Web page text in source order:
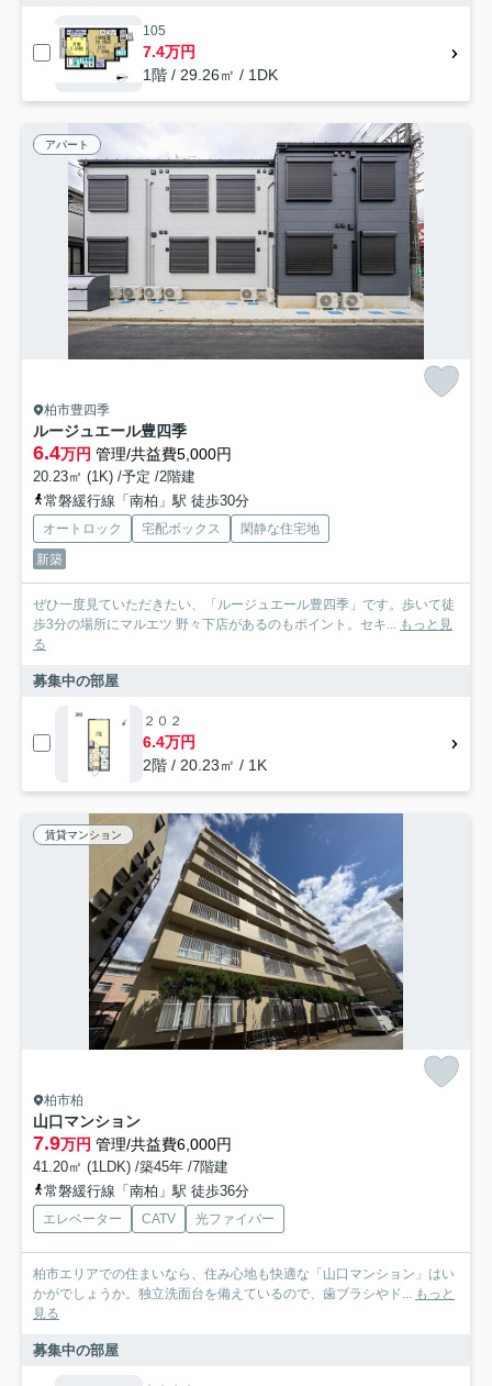
105
7.4万円
1階 / 29.26㎡ / 1DK
アパート
柏市豊四季
ルージュエール豊四季
6.4万円 管理/共益費5,000円
20.23㎡ (1K) /予定 /2階建
常磐緩行線「南柏」駅 徒歩30分
オートロック 宅配ボックス
閑静な住宅地
新築
ぜひ一度見ていただきたい、「ルージュエール豊四季」です。歩いて徒
歩3分の場所にマルエツ 野々下店があるのもポイント。セキ... もっと見
る
募集中の部屋
２０２
6.4万円
2階 / 20.23㎡ / 1K
賃貸マンション
柏市柏
山口マンション
7.9万円 管理/共益費6,000円
41.20㎡ (1LDK) /築45年 /7階建
常磐緩行線「南柏」駅 徒歩36分
エレベーター CATV 光ファイバー
柏市エリアでの住まいなら、住み心地も快適な「山口マンション」はい
かがでしょうか。独立洗面台を備えているので、歯ブラシやド... もっと
見る
募集中の部屋